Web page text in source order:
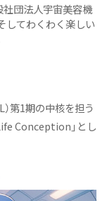
団法人宇宙美容機
してわくわく楽しい
第1期の中核を担う
Conception」とし